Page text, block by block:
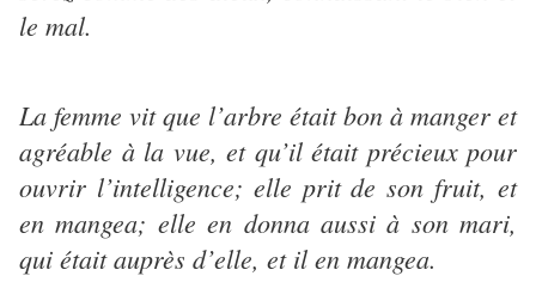
le mal.
La femme vit que l’arbre était bon à manger et
agréable à la vue, et qu’il était précieux pour
ouvrir l’intelligence; elle prit de son fruit, et
en mangea; elle en donna aussi à son mari,
qui était auprès d’elle, et il en mangea.